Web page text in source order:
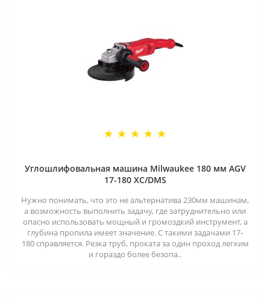
Углошлифовальная машина Milwaukee 180 мм AGV
17-180 XC/DMS
Нужно понимать, что это не альтернатива 230мм машинам,
а возможность выполнить задачу, где затруднительно или
опасно использовать мощный и громоздкий инструмент, а
глубина пропила имеет значение. С такими задачами 17-
180 справляется. Резка труб, проката за один проход легким
и гораздо более безопа..